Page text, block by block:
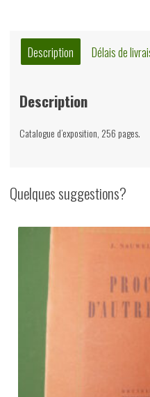
Description Délais de
Description
Catalogue d’exposition, 256 pages.
Quelques suggestions?